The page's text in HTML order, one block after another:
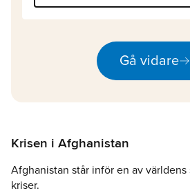
Gå vidarearrow_right_alt
Krisen i Afghanistan
Afghanistan står inför en av världens
kriser.